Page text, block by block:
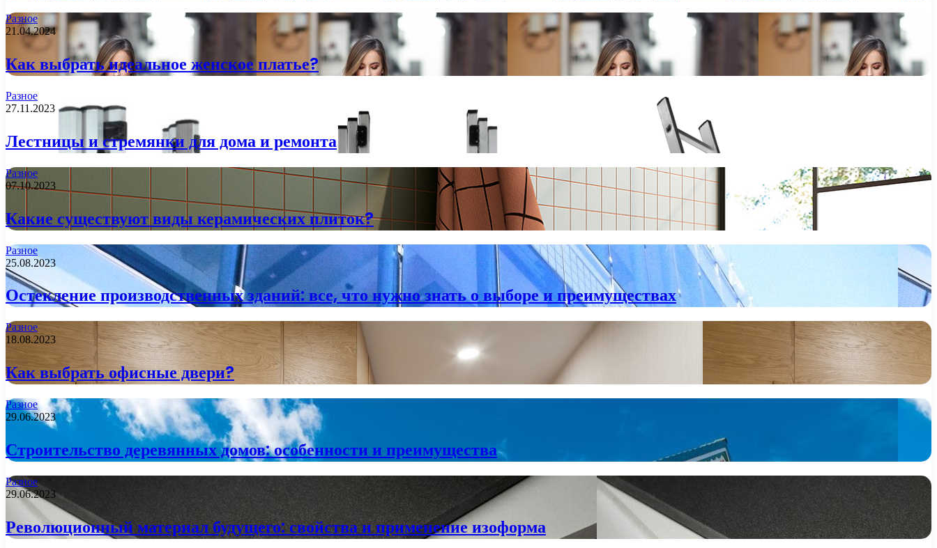
Разное
21.04.2024
Как выбрать идеальное женское платье?
Разное
27.11.2023
Лестницы и стремянки для дома и ремонта
Разное
07.10.2023
Какие существуют виды керамических плиток?
Разное
25.08.2023
Остекление производственных зданий: все, что нужно знать о выборе и преимуществах
Разное
18.08.2023
Как выбрать офисные двери?
Разное
29.06.2023
Строительство деревянных домов: особенности и преимущества
Разное
29.06.2023
Революционный материал будущего: свойства и применение изоформа